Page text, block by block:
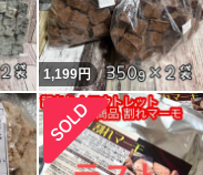
1,199円